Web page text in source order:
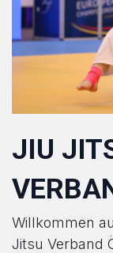
JIU
Willkommen
Jitsu Verband